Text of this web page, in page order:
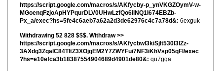
https://script.google.com/macros/s/AKfycby-p_ynVKGZOymV-w-
MGoenqFzjoApHYPqurDLV0UHwLzfQo6ilNQ1l674EBZb-
Px_a/exec?hs=5fe4c6aeb7a62a2d3de62976c4c7a78d&: 6exguk
Withdrawing 52 828 $$$. Withdrаw >>
https://script.google.com/macros/s/AKfycbwl3kiSjlt530I3lZz-
3AXdg3ZqalC84TltZ3XOjgEM2Y7ZWYFui7NF3iKhVsp05qFl/exec
?hs=e10efca3b18387554904689d4901de80&: qu7gqa